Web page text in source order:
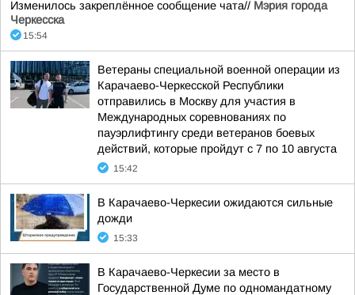
Изменилось закреплённое сообщение чата// Мэрия города
Черкесска
15:54
Ветераны специальной военной операции из
Карачаево-Черкесской Республики
отправились в Москву для участия в
Международных соревнованиях по
пауэрлифтингу среди ветеранов боевых
действий, которые пройдут с 7 по 10 августа
15:42
В Карачаево-Черкесии ожидаются сильные
дожди
15:33
В Карачаево-Черкесии за место в
Государственной Думе по одномандатному